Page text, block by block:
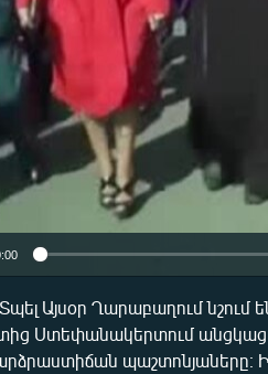
Տպել Այսօր Ղարաբաղում
Ստեփանակերտում